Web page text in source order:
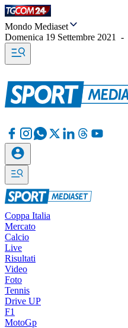
Mondo Mediaset
Domenica 19 Settembre 2021
-
Coppa Italia
Mercato
Calcio
Live
Risultati
Video
Foto
Tennis
Drive UP
F1
MotoGp